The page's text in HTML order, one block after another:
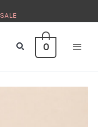
SALE
Zoeken0